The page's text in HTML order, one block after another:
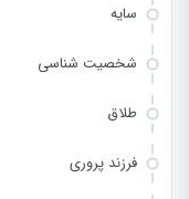
سایه
شخصیت شناسی
طلاق
فرزند پروری